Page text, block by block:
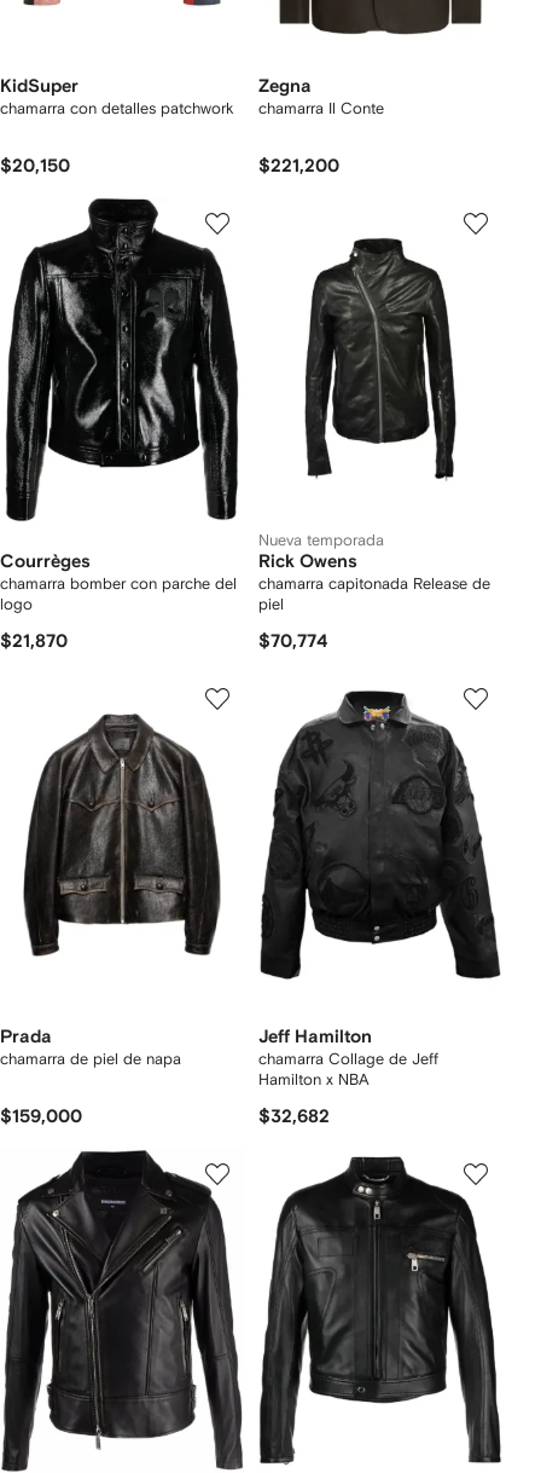
KidSuper
chamarra con detalles patchwork
$20,150
Zegna
chamarra Il Conte
$221,200
Courrèges
chamarra bomber con parche del
logo
$21,870
Nueva temporada
Rick Owens
chamarra capitonada Release de
piel
$70,774
Prada
chamarra de piel de napa
$159,000
Jeff Hamilton
chamarra Collage de Jeff
Hamilton x NBA
$32,682